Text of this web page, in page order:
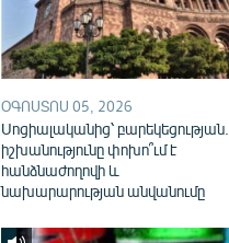
ՕԳՈՍՏՈՍ 05, 2026
Սոցիալականից՝ բարեկեցության.
իշխանությունը փոխո՞ւմ է
հանձնաժողովի և
նախարարության անվանումը